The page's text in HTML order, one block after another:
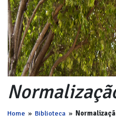
Home » Biblioteca »